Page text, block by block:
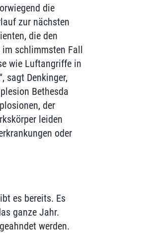
die
zur nächsten
die den
im schlimmsten Fall
wie Luftangriffe in
sagt Denkinger,
Bethesda
der
leiden
oder
es bereits. Es
ganze Jahr.
werden.